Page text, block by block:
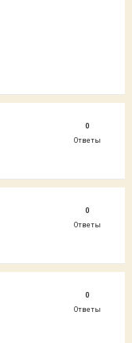
0
Ответы
0
Ответы
0
Ответы